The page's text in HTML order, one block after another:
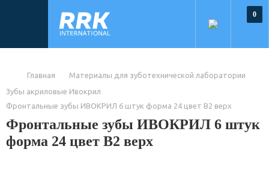
0
Главная
Материалы для зуботехнической лаборатории
Зубы акриловые Ивокрил
Фронтальные зубы ИВОКРИЛ 6 штук форма 24 цвет В2 верх
Фронтальные зубы ИВОКРИЛ 6 штук
форма 24 цвет В2 верх